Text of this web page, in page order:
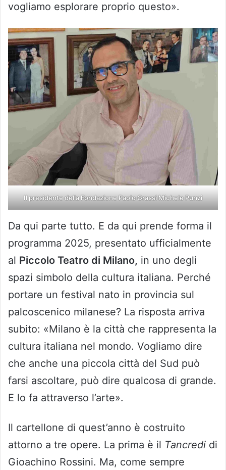
vogliamo esplorare proprio questo».
Il presidente della Fondazione Paolo Grassi Michele Punzi
Da qui parte tutto. E da qui prende forma il
programma 2025, presentato ufficialmente
al Piccolo Teatro di Milano, in uno degli
spazi simbolo della cultura italiana. Perché
portare un festival nato in provincia sul
palcoscenico milanese? La risposta arriva
subito: «Milano è la città che rappresenta la
cultura italiana nel mondo. Vogliamo dire
che anche una piccola città del Sud può
farsi ascoltare, può dire qualcosa di grande.
E lo fa attraverso l’arte».
Il cartellone di quest’anno è costruito
attorno a tre opere. La prima è il Tancredi di
Gioachino Rossini. Ma, come sempre